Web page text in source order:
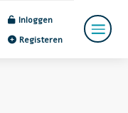
Inloggen
Registeren